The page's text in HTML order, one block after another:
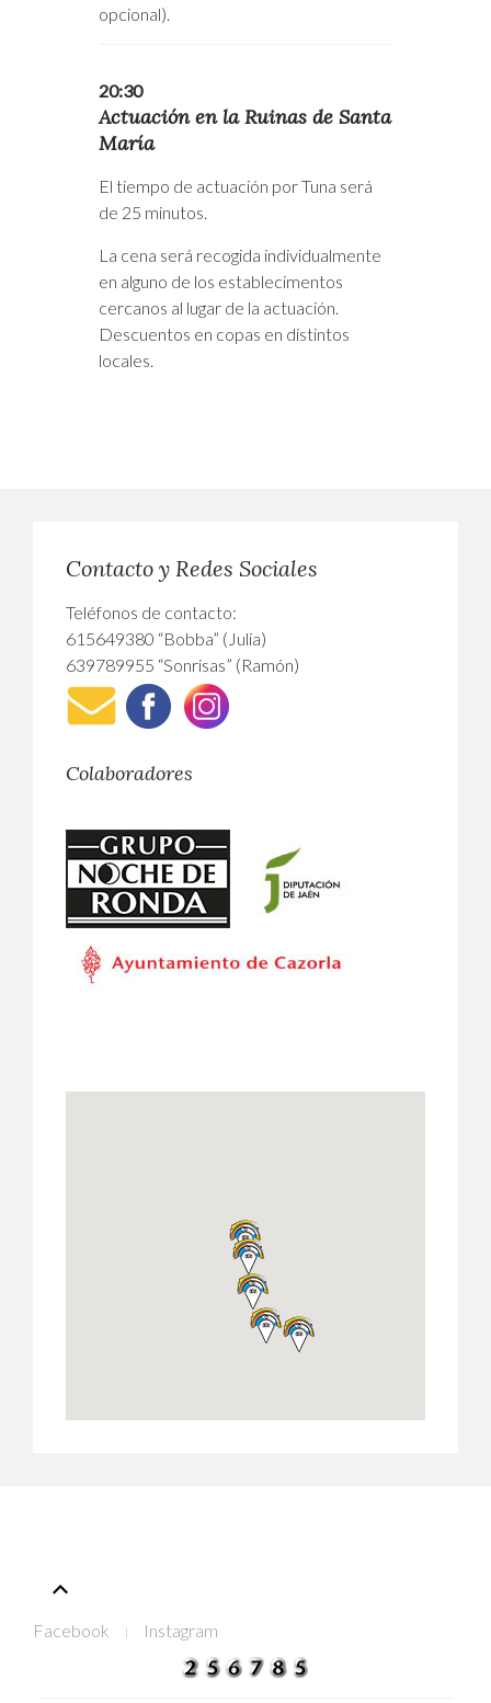
opcional).
20:30
Actuación en la Ruinas de Santa
María
El tiempo de actuación por Tuna será
de 25 minutos.
La cena será recogida individualmente
en alguno de los establecimentos
cercanos al lugar de la actuación.
Descuentos en copas en distintos
locales.
Contacto y Redes Sociales
Teléfonos de contacto:
615649380 “Bobba” (Julia)
639789955 “Sonrisas” (Ramón)
Colaboradores
Facebook Instagram